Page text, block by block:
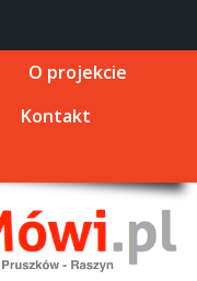
O projekcie
Kontakt